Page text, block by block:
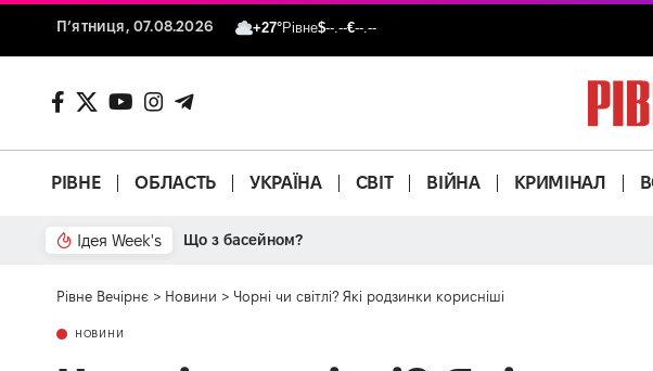
П’ятниця, 07.08.2026 +27°Рівне$--.--€--.--
РІВНЕ ОБЛАСТЬ УКРАЇНА СВІТ ВІЙНА КРИМІНАЛ
Ідея Week's Від паркану до картонки
Рівне Вечірнє > Новини > Чорні чи світлі? Які родзинки корисніші
НОВИНИ